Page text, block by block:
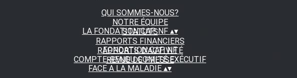
QUI SOMMES-NOUS?
NOTRE ÉQUIPE
STATUTS
RAPPORTS FINANCIERS
RAPPORTS D'ACTIVITÉ
REVUE DE PRESSE
LA FONDATION CAP NF ▴▾
FONDATION CAP NF
COMPTE-RENDU COMITÉ EXÉCUTIF
FACE A LA MALADIE ▴▾